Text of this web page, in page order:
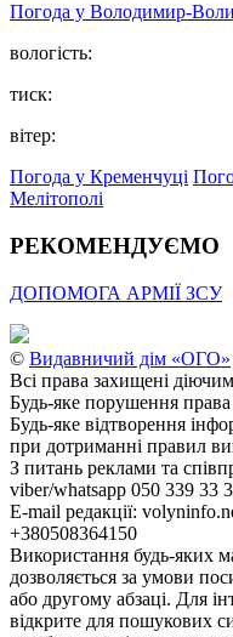
Погода у Володимир-
вологість:
тиск:
вітер:
Погода у Кременчуці
Мелітополі
РЕКОМЕНДУЄМО
ДОПОМОГА АРМІЇ ЗСУ
© Видавничий дім «ОГО»
Всі права захищені
Будь-яке порушення права
Будь-яке відтворення
при дотриманні правил
З питань реклами та
viber/whatsapp 050 339 33
E-mail редакції:
+380508364150
Використання будь-яких
дозволяється за умови
або другому абзаці. Для
відкрите для пошукових